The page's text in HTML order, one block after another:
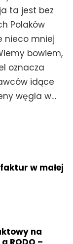
ta jest bez
Polaków
nieco mniej
bowiem,
oznacza
idące
węgla w…
w małej
na